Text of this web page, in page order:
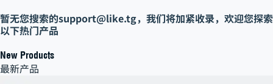
暂无您搜索的support@like.tg， 我们将加紧收录，欢迎您探索
以下热门产品
New Products
最新产品